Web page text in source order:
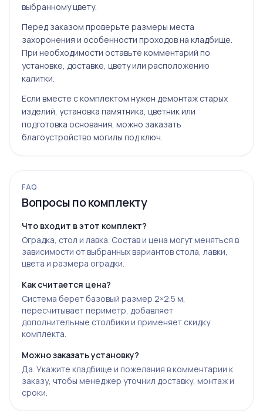
выбранному цвету.
Перед заказом проверьте размеры места
захоронения и особенности проходов на кладбище.
При необходимости оставьте комментарий по
установке, доставке, цвету или расположению
калитки.
Если вместе с комплектом нужен демонтаж старых
изделий, установка памятника, цветник или
подготовка основания, можно заказать
благоустройство могилы под ключ.
FAQ
Вопросы по комплекту
Что входит в этот комплект?
Оградка, стол и лавка. Состав и цена могут меняться в
зависимости от выбранных вариантов стола, лавки,
цвета и размера оградки.
Как считается цена?
Система берет базовый размер 2×2.5 м,
пересчитывает периметр, добавляет
дополнительные столбики и применяет скидку
комплекта.
Можно заказать установку?
Да. Укажите кладбище и пожелания в комментарии к
заказу, чтобы менеджер уточнил доставку, монтаж и
сроки.